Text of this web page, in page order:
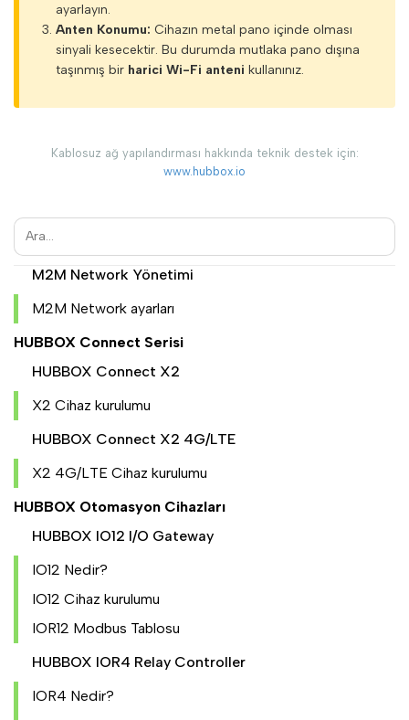
İlk cihaz kaydı ve HUBBOX Panel erişimi
HUBBOX Panel' e genel bakış
Cihaz kayıt etme ve yönetimi
Cihaz Yönetimi
Kullanıcı erişim izni verme
M2M Network Yönetimi
M2M Network ayarları
HUBBOX Connect Serisi
HUBBOX Connect X2
X2 Cihaz kurulumu
HUBBOX Connect X2 4G/LTE
X2 4G/LTE Cihaz kurulumu
HUBBOX Otomasyon Cihazları
HUBBOX IO12 I/O Gateway
IO12 Nedir?
IO12 Cihaz kurulumu
IOR12 Modbus Tablosu
HUBBOX IOR4 Relay Controller
IOR4 Nedir?
ayarlayın.
Anten Konumu: Cihazın metal pano içinde olması
sinyali kesecektir. Bu durumda mutlaka pano dışına
taşınmış bir harici Wi-Fi anteni kullanınız.
Kablosuz ağ yapılandırması hakkında teknik destek için:
www.hubbox.io